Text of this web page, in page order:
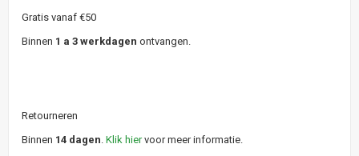
Gratis vanaf €50
Binnen 1 a 3 werkdagen ontvangen.
Retourneren
Binnen 14 dagen Klik hiervoor meer informatie.